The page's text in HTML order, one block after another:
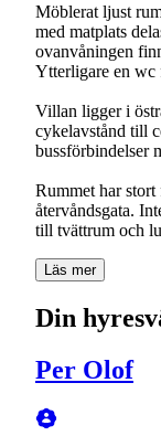
Möblerat ljust
med matplats
ovanvåningen
Ytterligare en wc
Villan ligger i
cykelavstånd till
bussförbindelser
Rummet har stort
återvåndsgata.
till tvättrum och
Läs mer
Din
Per Olof